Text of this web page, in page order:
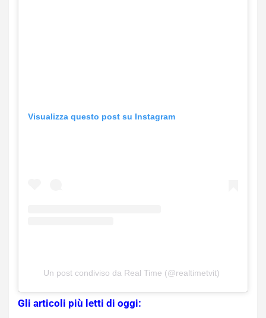
Visualizza questo post su Instagram
Un post condiviso da Real Time (@realtimetvit)
Gli articoli più letti di oggi: